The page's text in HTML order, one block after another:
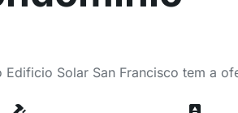
Solar San Francisco tem a